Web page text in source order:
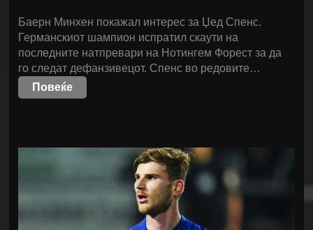
Баерн Минхен покажал интерес за Џед Спенс.
Германскиот шампион испратил скаути на
последните натпревари на Нотингем Форест за да
го следат дефанзивецот. Спенс во редовите…
Повеќе